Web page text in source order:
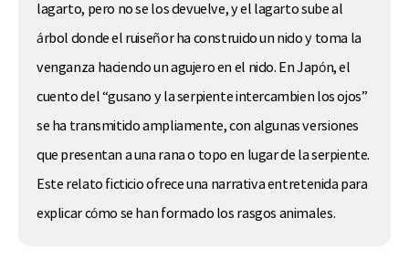
lagarto, pero no se los devuelve, y el lagarto sube al
árbol donde el ruiseñor ha construido un nido y toma la
venganza haciendo un agujero en el nido. En Japón, el
cuento del “gusano y la serpiente intercambien los ojos”
se ha transmitido ampliamente, con algunas versiones
que presentan a una rana o topo en lugar de la serpiente.
Este relato ficticio ofrece una narrativa entretenida para
explicar cómo se han formado los rasgos animales.